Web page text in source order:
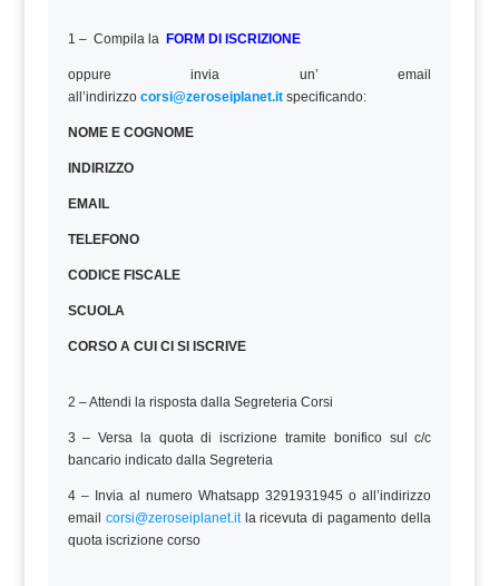
1 – Compila la FORM DI ISCRIZIONE
oppure invia un’ email
all’indirizzo corsi@zeroseiplanet.itspecificando:
NOME E COGNOME
INDIRIZZO
EMAIL
TELEFONO
CODICE FISCALE
SCUOLA
CORSO A CUI CI SI ISCRIVE
2 – Attendi la risposta dalla Segreteria Corsi
3 – Versa la quota di iscrizione tramite bonifico sul c/c
bancario indicato dalla Segreteria
4 – Invia al numero Whatsapp 3291931945 o all’indirizzo
email corsi@zeroseiplanet.itla ricevuta di pagamento della
quota iscrizione corso